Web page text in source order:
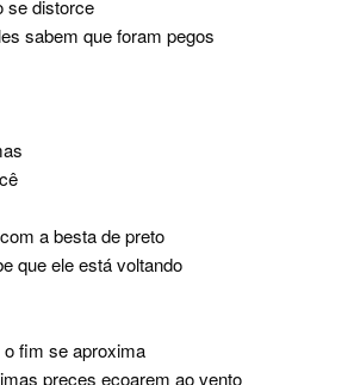
se distorce
sabem que foram pegos
a besta de preto
que ele está voltando
o fim se aproxima
preces ecoarem ao vento